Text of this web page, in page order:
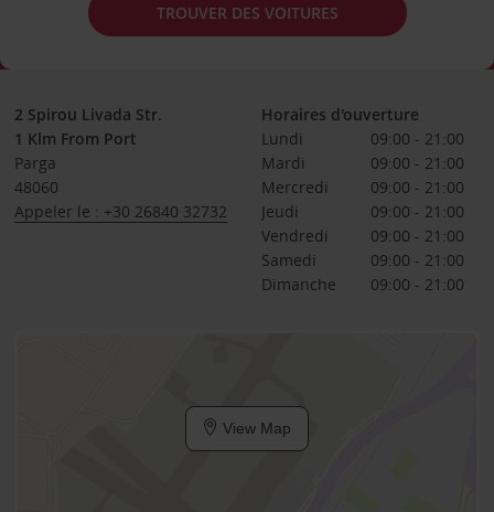
TROUVER DES VOITURES
2 Spirou Livada Str.
1 Klm From Port
Parga
48060
Appeler le : +30 26840 32732
Horaires d'ouverture
Lundi
09:00 - 21:00
Mardi
09:00 - 21:00
Mercredi
09:00 - 21:00
Jeudi
09:00 - 21:00
Vendredi
09:00 - 21:00
Samedi
09:00 - 21:00
Dimanche
09:00 - 21:00
View Map